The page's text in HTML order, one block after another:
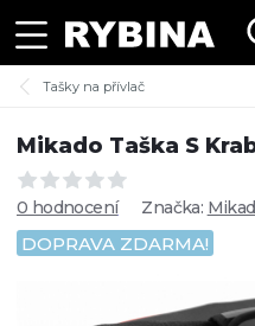
Tašky na přívlač
Mikado Taška S
0 hodnocení Značka:
DOPRAVA ZDARMA!